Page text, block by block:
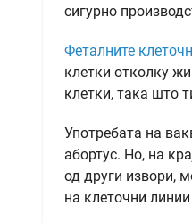
сигурно
Феталните
клетки отколку
клетки, така што
Употребата на
абортус. Но, на
од други извори,
на клеточни